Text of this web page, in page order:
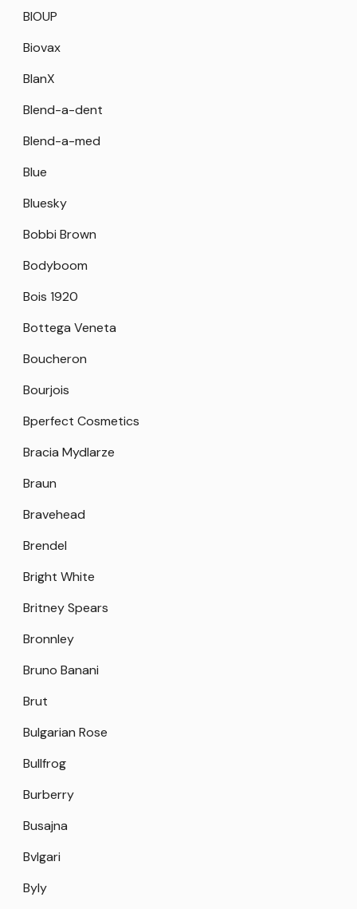
BIOUP
Biovax
BlanX
Blend-a-dent
Blend-a-med
Blue
Bluesky
Bobbi Brown
Bodyboom
Bois 1920
Bottega Veneta
Boucheron
Bourjois
Bperfect Cosmetics
Bracia Mydlarze
Braun
Bravehead
Brendel
Bright White
Britney Spears
Bronnley
Bruno Banani
Brut
Bulgarian Rose
Bullfrog
Burberry
Busajna
Bvlgari
Byly